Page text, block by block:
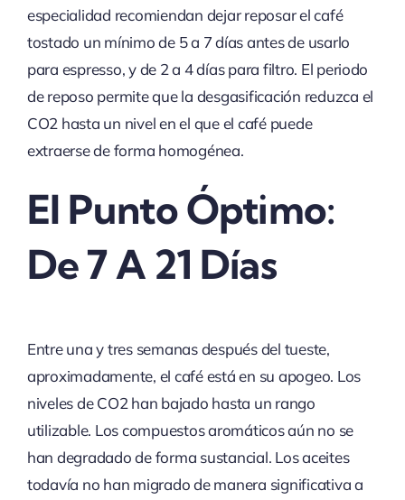
especialidad recomiendan dejar reposar el café
tostado un mínimo de 5 a 7 días antes de usarlo
para espresso, y de 2 a 4 días para filtro. El periodo
de reposo permite que la desgasificación reduzca el
CO2 hasta un nivel en el que el café puede
extraerse de forma homogénea.
El Punto Óptimo:
De 7 A 21 Días
Entre una y tres semanas después del tueste,
aproximadamente, el café está en su apogeo. Los
niveles de CO2 han bajado hasta un rango
utilizable. Los compuestos aromáticos aún no se
han degradado de forma sustancial. Los aceites
todavía no han migrado de manera significativa a